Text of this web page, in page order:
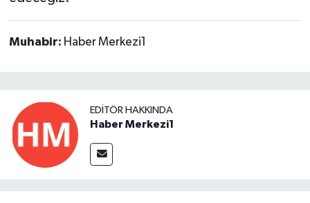
Muhabir: Haber Merkezi1
EDITÖR HAKKINDA
Haber Merkezi1